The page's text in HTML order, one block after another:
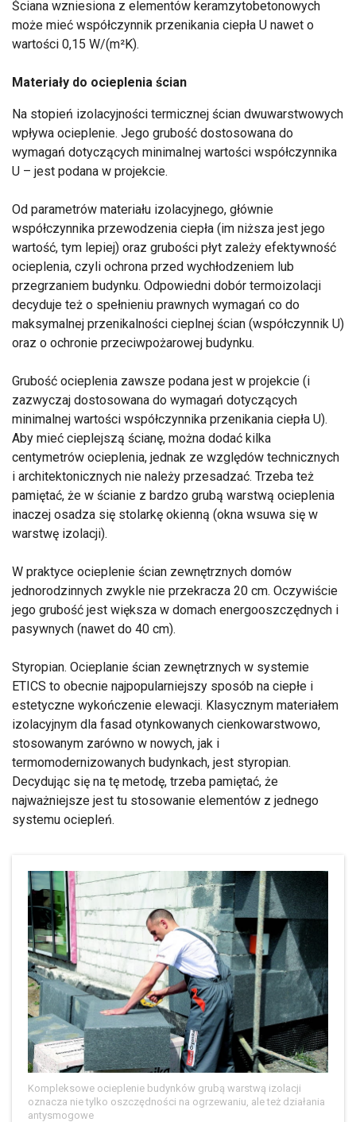
Ściana wzniesiona z elementów keramzytobetonowych
może mieć współczynnik przenikania ciepła U nawet o
wartości 0,15 W/(m²K).
Materiały do ocieplenia ścian
Na stopień izolacyjności termicznej ścian dwuwarstwowych
wpływa ocieplenie. Jego grubość dostosowana do
wymagań dotyczących minimalnej wartości współczynnika
U – jest podana w projekcie.
Od parametrów materiału izolacyjnego, głównie
współczynnika przewodzenia ciepła (im niższa jest jego
wartość, tym lepiej) oraz grubości płyt zależy efektywność
ocieplenia, czyli ochrona przed wychłodzeniem lub
przegrzaniem budynku. Odpowiedni dobór termoizolacji
decyduje też o spełnieniu prawnych wymagań co do
maksymalnej przenikalności cieplnej ścian (współczynnik U)
oraz o ochronie przeciwpożarowej budynku.
Grubość ocieplenia zawsze podana jest w projekcie (i
zazwyczaj dostosowana do wymagań dotyczących
minimalnej wartości współczynnika przenikania ciepła U).
Aby mieć cieplejszą ścianę, można dodać kilka
centymetrów ocieplenia, jednak ze względów technicznych
i architektonicznych nie należy przesadzać. Trzeba też
pamiętać, że w ścianie z bardzo grubą warstwą ocieplenia
inaczej osadza się stolarkę okienną (okna wsuwa się w
warstwę izolacji).
W praktyce ocieplenie ścian zewnętrznych domów
jednorodzinnych zwykle nie przekracza 20 cm. Oczywiście
jego grubość jest większa w domach energooszczędnych i
pasywnych (nawet do 40 cm).
Styropian. Ocieplanie ścian zewnętrznych w systemie
ETICS to obecnie najpopularniejszy sposób na ciepłe i
estetyczne wykończenie elewacji. Klasycznym materiałem
izolacyjnym dla fasad otynkowanych cienkowarstwowo,
stosowanym zarówno w nowych, jak i
termomodernizowanych budynkach, jest styropian.
Decydując się na tę metodę, trzeba pamiętać, że
najważniejsze jest tu stosowanie elementów z jednego
systemu ociepleń.
Kompleksowe ocieplenie budynków grubą warstwą izolacji
oznacza nie tylko oszczędności na ogrzewaniu, ale też działania
antysmogowe